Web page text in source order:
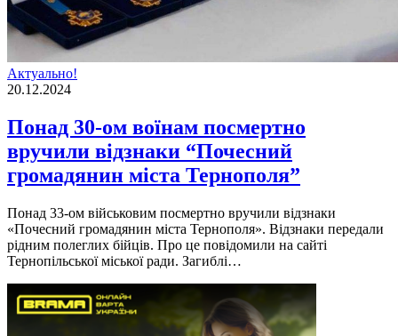
Актуально!
20.12.2024
Понад 30-ом воїнам посмертно
вручили відзнаки “Почесний
громадянин міста Тернополя”
Понад 33-ом військовим посмертно вручили відзнаки
«Почесний громадянин міста Тернополя». Відзнаки передали
рідним полеглих бійців. Про це повідомили на сайті
Тернопільської міської ради. Загиблі…